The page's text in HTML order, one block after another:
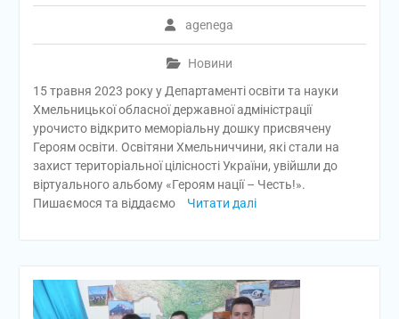
agenega
Новини
15 травня 2023 року у Департаменті освіти та науки
Хмельницької обласної державної адміністрації
урочисто відкрито меморіальну дошку присвячену
Героям освіти. Освітяни Хмельниччини, які стали на
захист територіальної цілісності України, увійшли до
віртуального альбому «Героям нації – Честь!».
Пишаємося та віддаємо
Читати далі